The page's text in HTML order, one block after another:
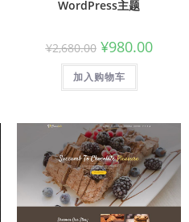
WordPress主题
¥2,680.00 ¥980.00
加入购物车